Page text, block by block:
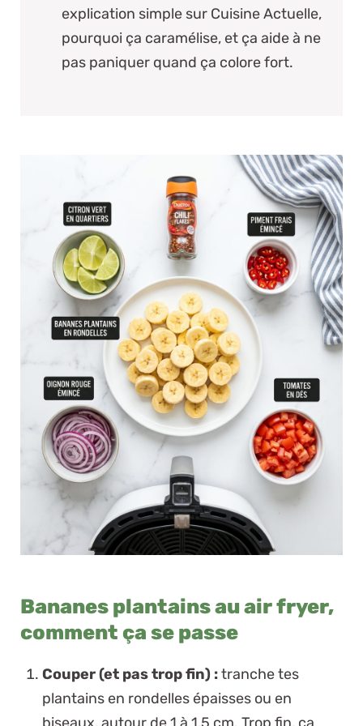
explication simple sur Cuisine Actuelle,
pourquoi ça caramélise, et ça aide à ne
pas paniquer quand ça colore fort.
Bananes plantains au air fryer,
comment ça se passe
Couper (et pas trop fin) :tranche tes
plantains en rondelles épaisses ou en